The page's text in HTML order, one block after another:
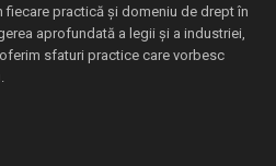
practică și domeniu de drept în
aprofundată a legii și a industriei,
sfaturi practice care vorbesc